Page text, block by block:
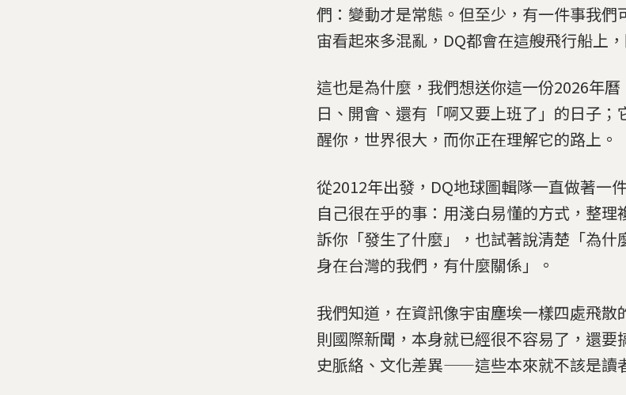
們：變動才是常態。但至少，有一件事我們
宙看起來多混亂，DQ都會在這艘飛行船上
這也是為什麼，我們想送你這一份2026年
日、開會、還有「啊又要上班了」的日子
醒你，世界很大，而你正在理解它的路上。
從2012年出發，DQ地球圖輯隊一直做著一
自己很在乎的事：用淺白易懂的方式，整理
訴你「發生了什麼」，也試著說清楚「為什
身在台灣的我們，有什麼關係」。
我們知道，在資訊像宇宙塵埃一樣四處飛散
則國際新聞，本身就已經很不容易了，還要
史脈絡、文化差異——這些本來就不該是讀